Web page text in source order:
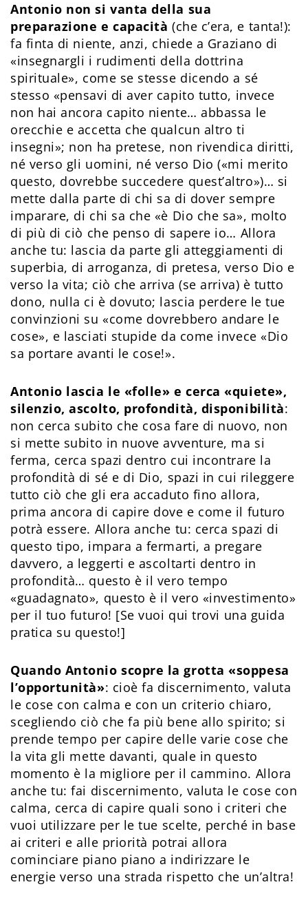
Antonio non si vanta della sua
preparazione e capacità (che c’era, e tanta!):
fa finta di niente, anzi, chiede a Graziano di
«insegnargli i rudimenti della dottrina
spirituale», come se stesse dicendo a sé
stesso «pensavi di aver capito tutto, invece
non hai ancora capito niente… abbassa le
orecchie e accetta che qualcun altro ti
insegni»; non ha pretese, non rivendica diritti,
né verso gli uomini, né verso Dio («mi merito
questo, dovrebbe succedere quest’altro»)… si
mette dalla parte di chi sa di dover sempre
imparare, di chi sa che «è Dio che sa», molto
di più di ciò che penso di sapere io… Allora
anche tu: lascia da parte gli atteggiamenti di
superbia, di arroganza, di pretesa, verso Dio e
verso la vita; ciò che arriva (se arriva) è tutto
dono, nulla ci è dovuto; lascia perdere le tue
convinzioni su «come dovrebbero andare le
cose», e lasciati stupide da come invece «Dio
sa portare avanti le cose!».
Antonio lascia le «folle» e cerca «quiete»,
silenzio, ascolto, profondità, disponibilità:
non cerca subito che cosa fare di nuovo, non
si mette subito in nuove avventure, ma si
ferma, cerca spazi dentro cui incontrare la
profondità di sé e di Dio, spazi in cui rileggere
tutto ciò che gli era accaduto fino allora,
prima ancora di capire dove e come il futuro
potrà essere. Allora anche tu: cerca spazi di
questo tipo, impara a fermarti, a pregare
davvero, a leggerti e ascoltarti dentro in
profondità… questo è il vero tempo
«guadagnato», questo è il vero «investimento»
per il tuo futuro! [Se vuoi qui trovi una guida
pratica su questo!]
Quando Antonio scopre la grotta «soppesa
l’opportunità»: cioè fa discernimento, valuta
le cose con calma e con un criterio chiaro,
scegliendo ciò che fa più bene allo spirito; si
prende tempo per capire delle varie cose che
la vita gli mette davanti, quale in questo
momento è la migliore per il cammino. Allora
anche tu: fai discernimento, valuta le cose con
calma, cerca di capire quali sono i criteri che
vuoi utilizzare per le tue scelte, perché in base
ai criteri e alle priorità potrai allora
cominciare piano piano a indirizzare le
energie verso una strada rispetto che un’altra!